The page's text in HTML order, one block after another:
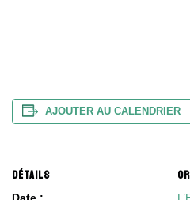
AJOUTER AU CALENDRIER
DÉTAILS